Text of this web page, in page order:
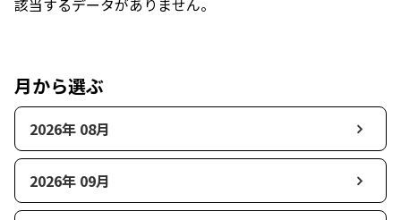
月から選ぶ
2026年 08月
2026年 09月